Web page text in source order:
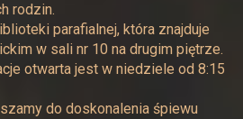
rodzin.
parafialnej, która znajduje
w sali nr 10 na drugim piętrze.
otwarta jest w niedziele od 8:15
do doskonalenia śpiewu